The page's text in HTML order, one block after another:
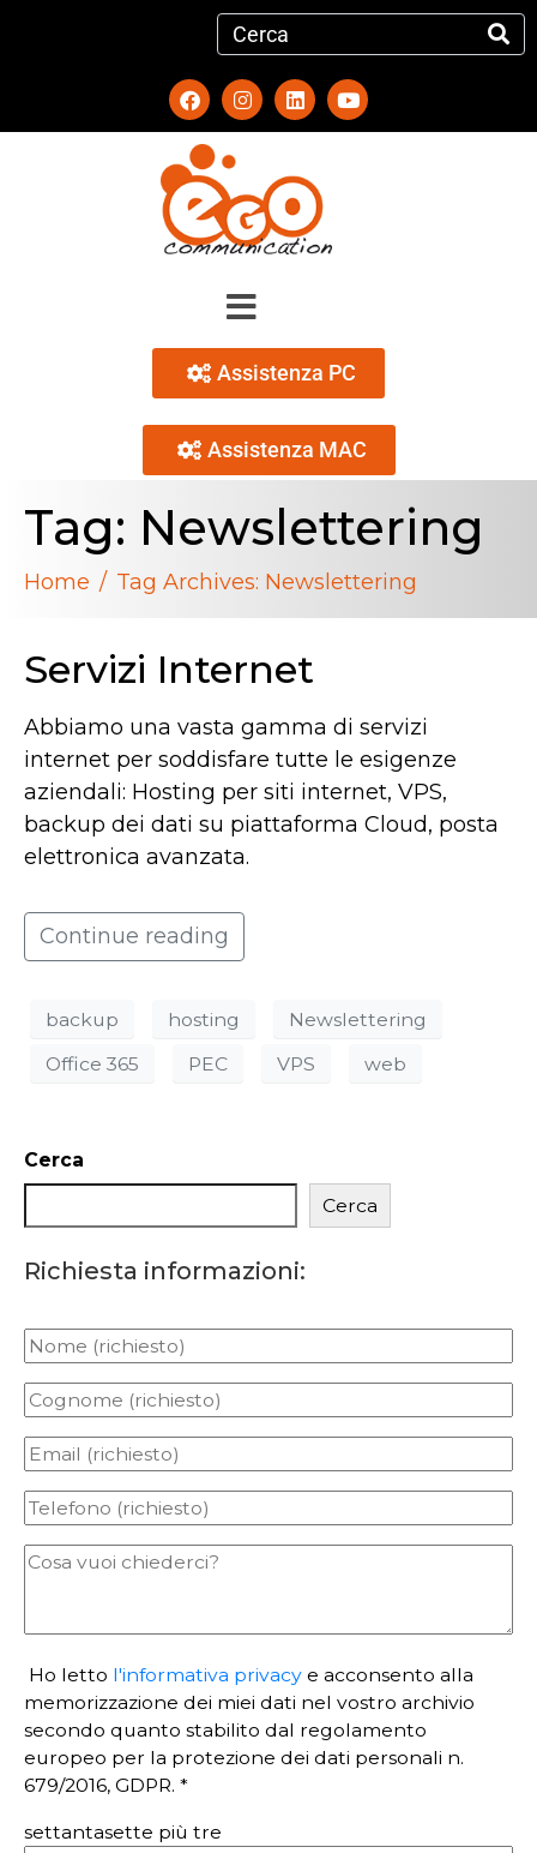
Assistenza PC
Assistenza MAC
Tag: Newslettering
Home Tag Archives: Newslettering
Servizi Internet
Abbiamo una vasta gamma di servizi
internet per soddisfare tutte le esigenze
aziendali: Hosting per siti internet, VPS,
backup dei dati su piattaforma Cloud, posta
elettronica avanzata.
Continue reading
backup hosting
Newslettering
Office 365
PEC VPS web
Cerca
Cerca
Richiesta informazioni:
Ho letto l'informativa privacy e acconsento alla
memorizzazione dei miei dati nel vostro archivio
secondo quanto stabilito dal regolamento
europeo per la protezione dei dati personali n.
679/2016, GDPR. *
settantasette più tre